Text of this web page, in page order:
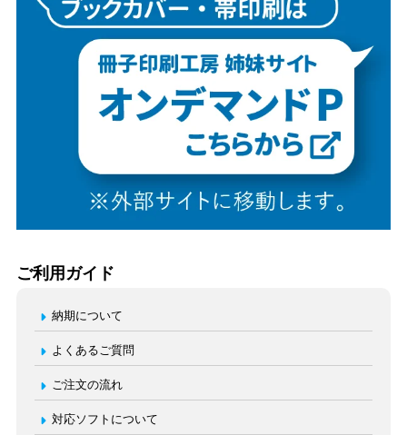
ご利用ガイド
納期について
よくあるご質問
ご注文の流れ
対応ソフトについて